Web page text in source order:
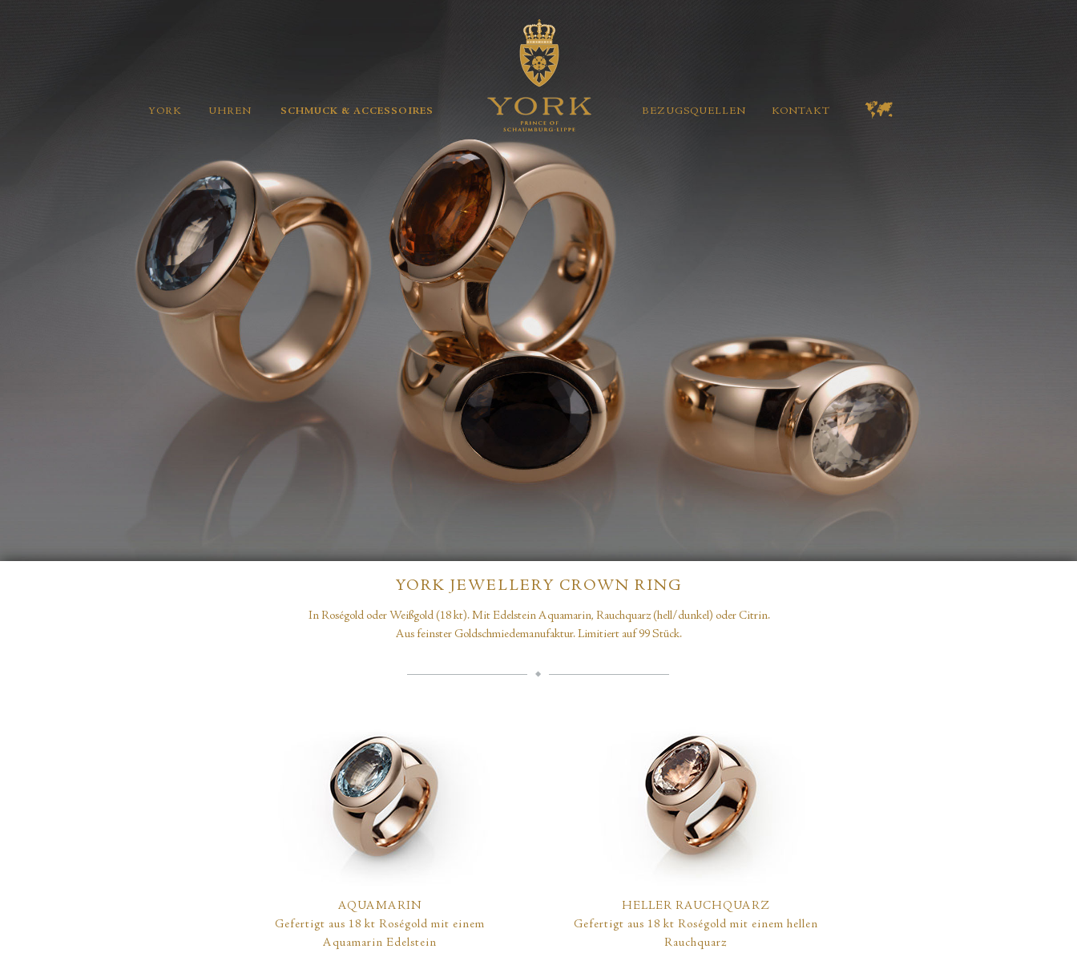
YORK JEWELLERY CROWN RING
In Roségold oder Weißgold (18 kt). Mit Edelstein Aquamarin, Rauchquarz (hell/dunkel) oder Citrin.
Aus feinster Goldschmiedemanufaktur. Limitiert auf 99 Stück.
AQUAMARIN
Gefertigt aus 18 kt Roségold mit einem
Aquamarin Edelstein
HELLER RAUCHQUARZ
Gefertigt aus 18 kt Roségold mit einem hellen
Rauchquarz
YORK UHREN SCHMUCK & ACCESSOIRES BEZUGSQUELLEN KONTAKT